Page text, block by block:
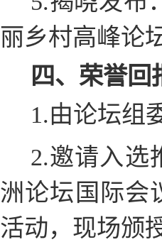
丽乡村高峰论
四、荣誉回
1.由论坛组
2.邀请入选
洲论坛国际会
活动，现场颁